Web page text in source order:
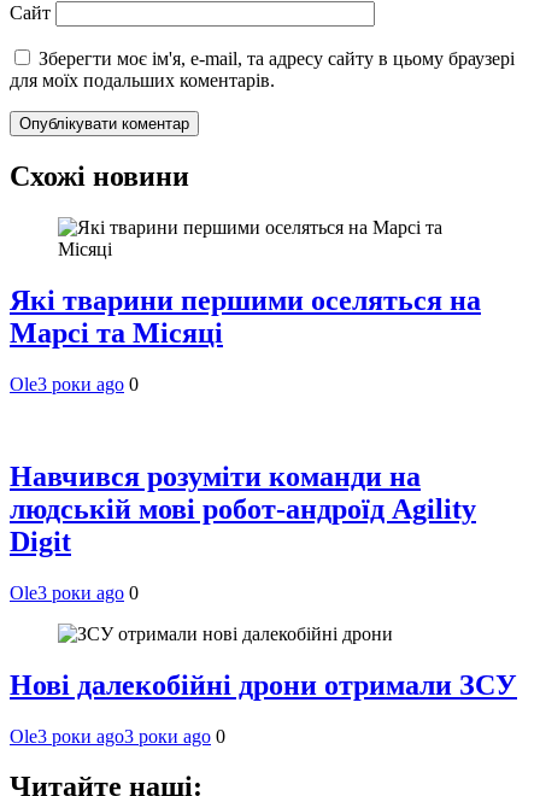
Сайт
Зберегти моє ім'я, e-mail, та адресу сайту в цьому браузері
для моїх подальших коментарів.
Схожі новини
Які тварини першими оселяться на
Марсі та Місяці
Ole3 роки ago 0
Навчився розуміти команди на
людській мові робот-андроїд Agility
Digit
Ole3 роки ago 0
Нові далекобійні дрони отримали ЗСУ
Ole3 роки ago3 роки ago 0
Читайте наші: